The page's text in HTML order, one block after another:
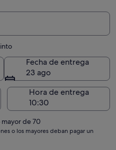
Fecha de entrega
23 ago
Hora de entrega
de 70
o los mayores deban pagar un